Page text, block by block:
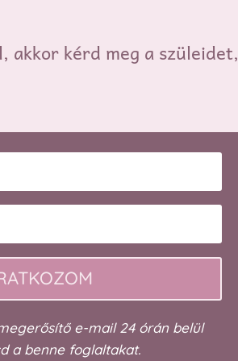
kérd meg a szüleidet,
e-mail 24 órán belül
a benne foglaltakat.